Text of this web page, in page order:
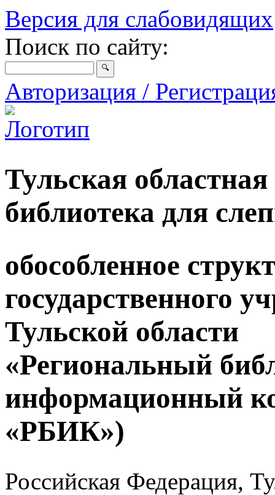
Версия для слабовидящих
Поиск по сайту:
Авторизация /
Тульская
библиотека для
обособленное
государственного
Тульской области
«Региональный
информационный
«РБИК»)
Российская Федерация,